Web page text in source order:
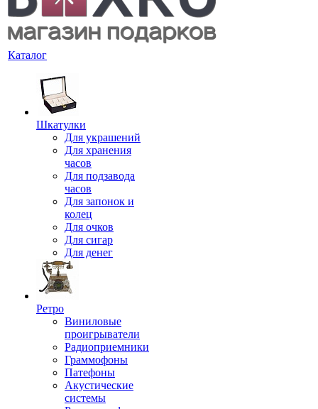
Каталог
Шкатулки
Для украшений
Для хранения
часов
Для подзавода
часов
Для запонок и
колец
Для очков
Для сигар
Для денег
Ретро
Виниловые
проигрыватели
Радиоприемники
Граммофоны
Патефоны
Акустические
системы